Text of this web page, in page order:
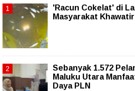
'Racun Cokelat' di
Masyarakat Khawatir
Sebanyak 1.572
Maluku Utara
Daya PLN